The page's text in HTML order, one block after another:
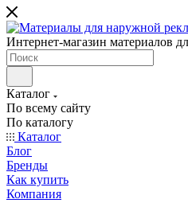
Интернет-магазин материалов
Каталог
По всему сайту
По каталогу
Каталог
Блог
Бренды
Как купить
Компания